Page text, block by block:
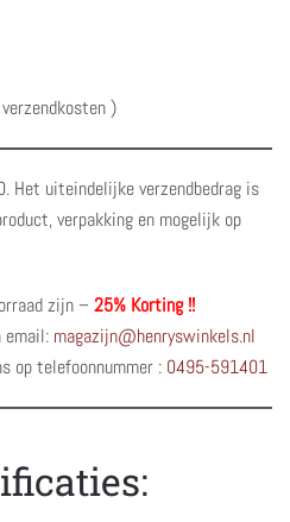
)
Het uiteindelijke verzendbedrag is
verpakking en mogelijk op
zijn – 25% Korting !!
email: magazijn@henryswinkels.nl
op telefoonnummer : 0495-591401